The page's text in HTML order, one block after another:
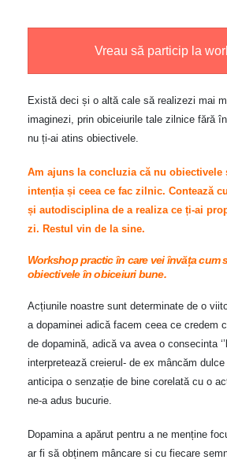
Vreau să particip la
Există deci și o altă cale să realizezi mai
imaginezi, prin obiceiurile tale zilnice fără
nu ți-ai atins obiectivele.
Am ajuns la concluzia că nu obiectivele
intenția și ceea ce fac zilnic. Contează
și autodisciplina de a realiza ce ți-ai
zi. Restul vin de la sine.
Workshop practic în care vei învăța cum
obiectivele în obiceiuri bune.
Acțiunile noastre sunt determinate de o
a dopaminei adică facem ceea ce credem
de dopamină, adică va avea o consecinta
interpretează creierul- de ex mâncăm
anticipa o senzație de bine corelată cu o
ne-a adus bucurie.
Dopamina a apărut pentru a ne menține
ar fi să obținem mâncare si cu fiecare